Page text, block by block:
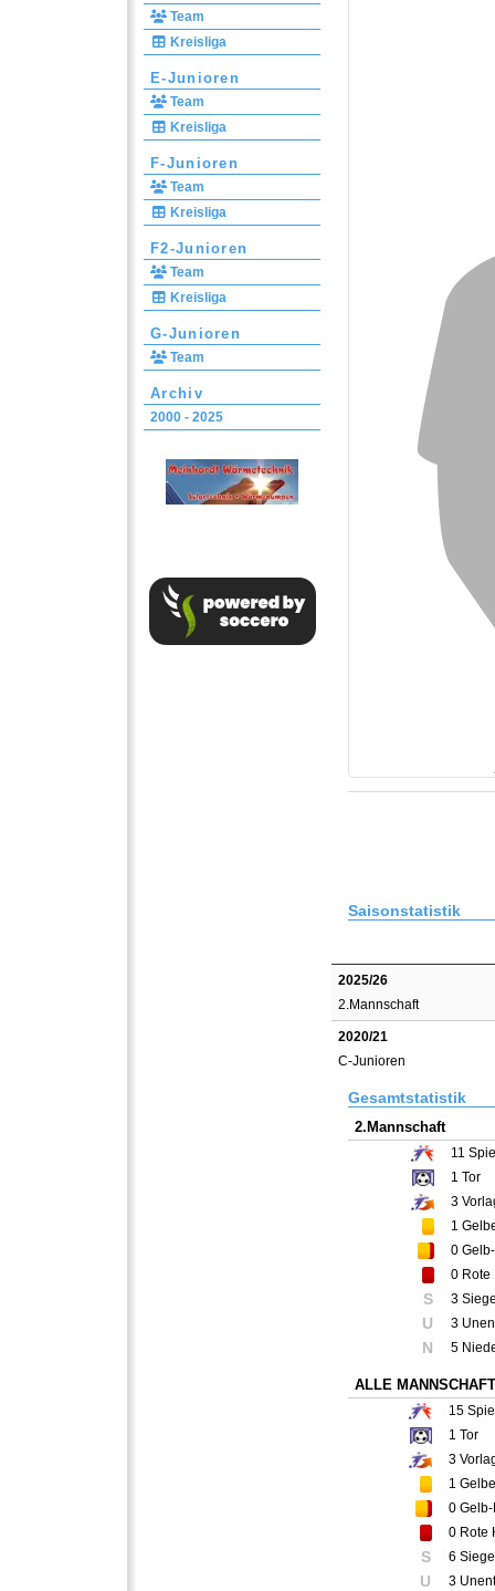
Team
Kreisliga
E-Junioren
Team
Kreisliga
F-Junioren
Team
Kreisliga
F2-Junioren
Team
Kreisliga
G-Junioren
Team
Archiv
2000 - 2025
Saisonstatistik
2025/26
2.Mannschaft
2020/21
C-Junioren
Gesamtstatistik
2.Mannschaft
11
1 Tor
3
1
0
0 Rote
S 3
U 3
N 5
ALLE
15
1 Tor
3
1
0
0 Rote
S 6 Siege
U 3